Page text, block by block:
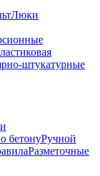
Люки
штукатурные
бетонуРучной
Разметочные